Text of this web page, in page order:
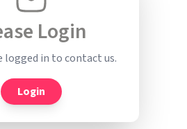
Login
logged in to contact us.
Login